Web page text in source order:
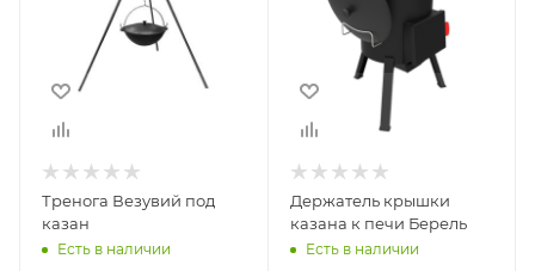
Тренога Везувий под
казан
Есть в наличии
Глубина, мм
Высота, мм
230
Держатель крышки
казана к печи Берель
Есть в наличии